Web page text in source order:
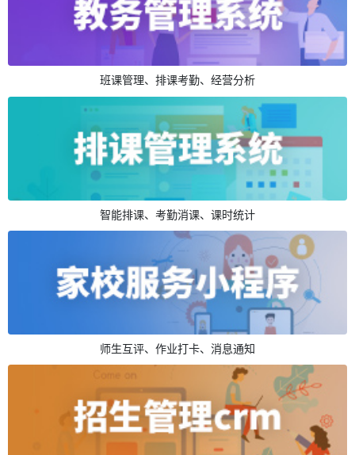
班课管理、排课考勤、经营分析
智能排课、考勤消课、课时统计
师生互评、作业打卡、消息通知